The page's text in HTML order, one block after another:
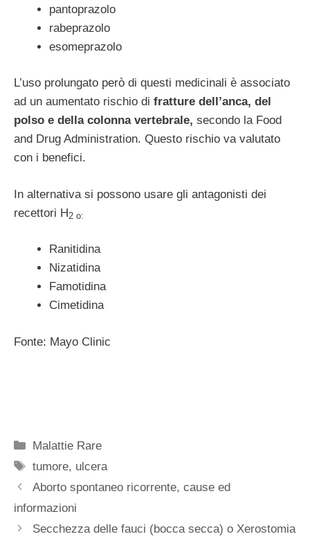
pantoprazolo
rabeprazolo
esomeprazolo
L’uso prolungato però di questi medicinali è associato
ad un aumentato rischio di fratture dell’anca, del
polso e della colonna vertebrale, secondo la Food
and Drug Administration. Questo rischio va valutato
con i benefici.
In alternativa si possono usare gli antagonisti dei
recettori H2 o:
Ranitidina
Nizatidina
Famotidina
Cimetidina
Fonte: Mayo Clinic
Categorie
Malattie Rare
Tag
tumore, ulcera
Aborto spontaneo ricorrente, cause ed
informazioni
Secchezza delle fauci (bocca secca) o Xerostomia